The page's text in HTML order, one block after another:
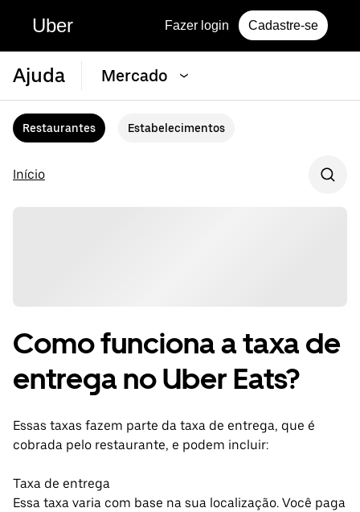
Uber Fazer login Cadastre-se
Ajuda Mercado
Restaurantes Estabelecimentos
Início
Como funciona a taxa de
entrega no Uber Eats?
Essas taxas fazem parte da taxa de entrega, que é
cobrada pelo restaurante, e podem incluir:
Taxa de entrega
Essa taxa varia com base na sua localização. Você paga